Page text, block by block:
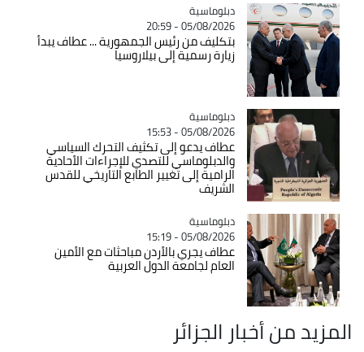
Catégorie
دبلوماسية
05/08/2026 - 20:59
بتكليف من رئيس الجمهورية ... عطاف يبدأ
زيارة رسمية إلى بيلاروسيا
Catégorie
دبلوماسية
05/08/2026 - 15:53
عطاف يدعو إلى تكثيف التحرك السياسي
والدبلوماسي للتصدي للإجراءات الأحادية
الرامية إلى تغيير الطابع التاريخي للقدس
الشريف
Catégorie
دبلوماسية
05/08/2026 - 15:19
عطاف يجري بالأردن مباحثات مع الأمين
العام لجامعة الدول العربية
المزيد من أخبار الجزائر